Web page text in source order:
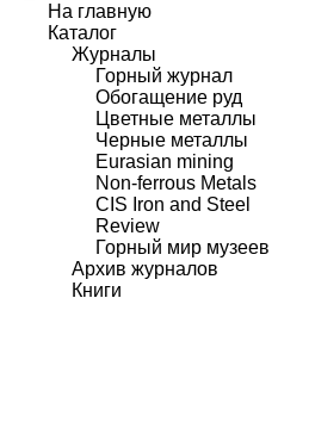
На главную
Каталог
Журналы
Горный журнал
Обогащение руд
Цветные металлы
Черные металлы
Eurasian mining
Non-ferrous Мetals
CIS Iron and Steel
Review
Горный мир музеев
Архив журналов
Книги